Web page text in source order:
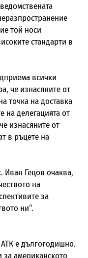
той носи
стандарти в
всички
че изнасяните от
точка на доставка
на делегацията от
изнасяните от
в ръцете на
Гецов очаква,
на
за
ни“.
е дългогодишно.
американското